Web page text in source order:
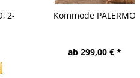
2-
Kommode PALERMO
ab 299,00 € *